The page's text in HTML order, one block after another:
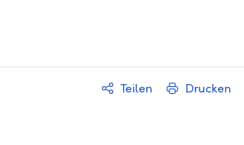
Teilen Drucken